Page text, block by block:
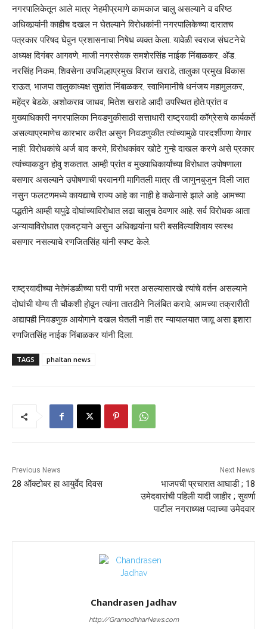
नगरपालिकेतून आले मात्र नेहमीप्रमाणे कामकाज चालु असल्याने व वरिष्ठ
अधिकार्‍यांनी काहीच दखल न घेतल्याने विरोधकांनी नगरपालिकेच्या दारातच
पत्रकार परिषद घेवुन प्रशासनाचा निषेध व्यक्त केला. यावेळी स्वराज संघटनेचे
अध्यक्ष दिगंबर आगवणे, माजी नगरसेवक समशेरसिंह नाईक निंबाळकर, अ‍ॅड.
नरसिंह निकम, शिवसेना उपजिल्हाप्रमुख विराज खराडे, तालुका प्रमुख विकास
राऊत, भाजपा तालुकाध्यक्ष सुशांत निंबाळकर, स्वाभिमानीचे धनंजय महामुलकर,
महेंद्र बेडके, अशोकराव जाधव, मितेश खराडे आदी उपस्थित होते.प्रांत व
मुख्याधिकारी नगरपालिका निवडणुकीसाठी सत्ताधारी राष्ट्रवादी कॉग्रेसचे कार्यकर्ते
असल्याप्रमाणेच कारभार करीत असुन निवडणुकीत त्यांच्यामुळे पारदर्शीपणा येणार
नाही. विरोधकांचे अर्ज बाद करमे, विरोधकांवर खोटे गुन्हे दाखल करणे असे प्रकार
त्यांच्याकडुन होवु शकतात. आम्ही प्रांत व मुख्याधिकार्यांच्या विरोधात उपोषणाला
बसणार असल्याने उपोषणाची परवानगी मागितली मात्र ती जाणुनबुजुन दिली जात
नसुन फलटणमध्ये कायद्याचे राज्य आहे का नाही हे कळेनासे झाले आहे. आमच्या
पद्धतीने आम्ही यापुढे दोघांच्याविरोधात लढा चालुच ठेवणार आहे. सर्व विरोधक आता
अन्यायाविरोधात एकवट्याने असुन अधिकार्‍यांना घरी बसविल्याशिवाय स्वस्थ
बसणार नसल्याचे रणजितसिंह यांनी स्पष्ट केले.
राष्ट्रवादीच्या नेतेमंडळीच्या घरी पाणी भरत असल्यासारखे त्यांचे वर्तन असल्याने
दोघांची योग्य ती चौकशी होवून त्यांना तातडीने निलंबित करावे, आमच्या तक्रारीती
अद्यापही निवडणुक आयोगाने दखल घेतली नाही तर न्यायालयात जावू असा इशारा
रणजितसिंह नाईक निंबाळकर यांनी दिला.
TAGS phaltan news
Previous News
28 ऑक्टोबर हा आयुर्वेद दिवस
Next News
भाजपची प्रचारात आघाडी ; 18
उमेदवारांची पहिली यादी जाहीर ; सुवर्णा
पाटील नगराध्यक्ष पदाच्या उमेदवार
Chandrasen Jadhav
http://GramodhharNews.com